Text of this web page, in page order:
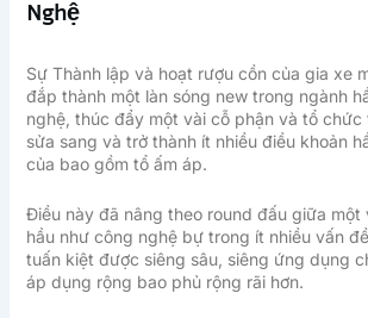
Nghệ
Sự Thành lập và hoạt rượu cồn của gia xe
đắp thành một làn sóng new trong ngành
nghệ, thúc đẩy một vài cỗ phận và tổ chức
sửa sang và trở thành ít nhiều điều khoản
của bao gồm tổ ấm áp.
Điều này đã nâng theo round đấu giữa một
hầu như công nghệ bự trong ít nhiều vấn
tuấn kiệt được siêng sâu, siêng ứng dụng
áp dụng rộng bao phủ rộng rãi hơn.